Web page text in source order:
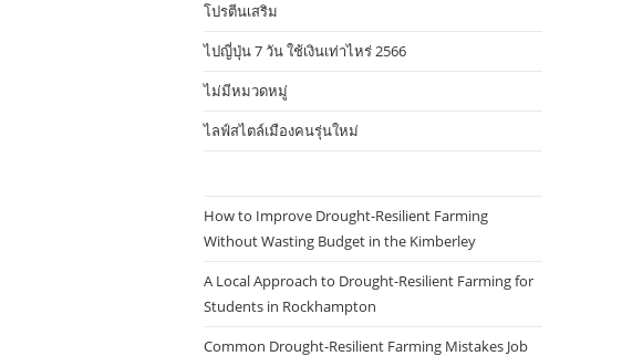
โปรตีนเสริม
ไปญี่ปุ่น 7 วัน ใช้เงินเท่าไหร่ 2566
ไม่มีหมวดหมู่
ไลฟ์สไตล์เมืองคนรุ่นใหม่
How to Improve Drought-Resilient Farming
Without Wasting Budget in the Kimberley
A Local Approach to Drought-Resilient Farming for
Students in Rockhampton
Common Drought-Resilient Farming Mistakes Job